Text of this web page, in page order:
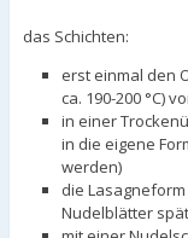
das Schichten:
erst einmal den
ca. 190-200 °C)
in einer
in die eigene
werden)
die
Nudelblätter